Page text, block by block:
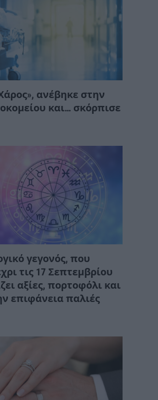
ανέβηκε στην
και… σκόρπισε
γεγονός, που
τις 17 Σεπτεμβρίου
αξίες, πορτοφόλι και
επιφάνεια παλιές